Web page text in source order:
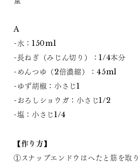
A
-水：150ml
-長ねぎ（みじん切り）：1/4本分
-めんつゆ（2倍濃縮）：45ml
-ゆず胡椒：小さじ1
-おろしショウガ：小さじ1/2
-塩：小さじ1/4
【作り方】
①スナップエンドウはへたと筋を取